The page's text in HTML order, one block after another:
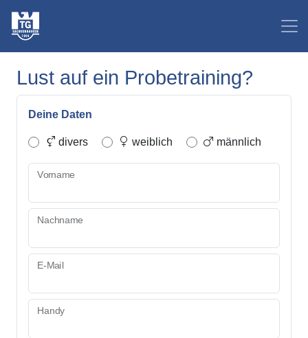
Lust auf ein Probetraining?
Deine Daten
divers weiblich männlich
Vorname
Nachname
E-Mail
Handy